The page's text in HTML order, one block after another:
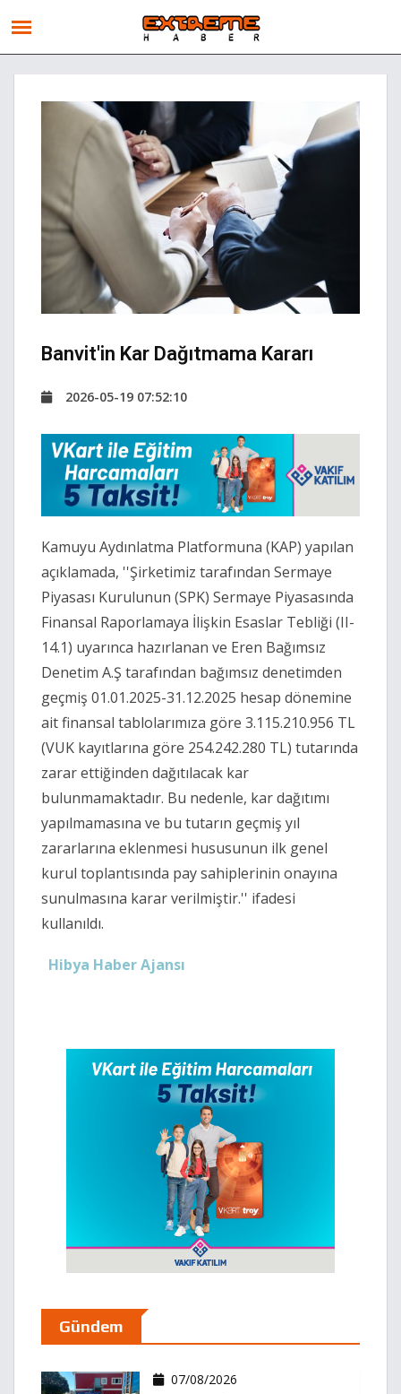
Banvit'in Kar Dağıtmama Kararı
2026-05-19 07:52:10
Kamuyu Aydınlatma Platformuna (KAP) yapılan
açıklamada, ''Şirketimiz tarafından Sermaye
Piyasası Kurulunun (SPK) Sermaye Piyasasında
Finansal Raporlamaya İlişkin Esaslar Tebliği (II-
14.1) uyarınca hazırlanan ve Eren Bağımsız
Denetim A.Ş tarafından bağımsız denetimden
geçmiş 01.01.2025-31.12.2025 hesap dönemine
ait finansal tablolarımıza göre 3.115.210.956 TL
(VUK kayıtlarına göre 254.242.280 TL) tutarında
zarar ettiğinden dağıtılacak kar
bulunmamaktadır. Bu nedenle, kar dağıtımı
yapılmamasına ve bu tutarın geçmiş yıl
zararlarına eklenmesi hususunun ilk genel
kurul toplantısında pay sahiplerinin onayına
sunulmasına karar verilmiştir.'' ifadesi
kullanıldı.
Hibya Haber Ajansı
Gündem
07/08/2026